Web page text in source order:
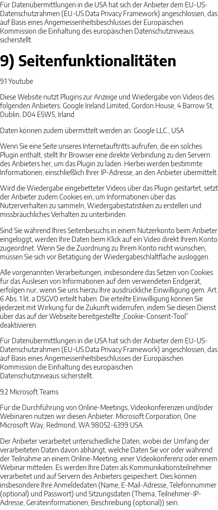
Für Datenübermittlungen in die USA hat sich der Anbieter dem EU-US-
Datenschutzrahmen (EU-US Data Privacy Framework) angeschlossen, das
auf Basis eines Angemessenheitsbeschlusses der Europäischen
Kommission die Einhaltung des europäischen Datenschutzniveaus
sicherstellt.
9) Seitenfunktionalitäten
9.1 Youtube
Diese Website nutzt Plugins zur Anzeige und Wiedergabe von Videos des
folgenden Anbieters: Google Ireland Limited, Gordon House, 4 Barrow St,
Dublin, D04 E5W5, Irland
Daten können zudem übermittelt werden an: Google LLC., USA
Wenn Sie eine Seite unseres Internetauftritts aufrufen, die ein solches
Plugin enthält, stellt Ihr Browser eine direkte Verbindung zu den Servern
des Anbieters her, um das Plugin zu laden. Hierbei werden bestimmte
Informationen, einschließlich Ihrer IP-Adresse, an den Anbieter übermittelt.
Wird die Wiedergabe eingebetteter Videos über das Plugin gestartet, setzt
der Anbieter zudem Cookies ein, um Informationen über das
Nutzerverhalten zu sammeln, Wiedergabestatistiken zu erstellen und
missbräuchliches Verhalten zu unterbinden.
Sind Sie während Ihres Seitenbesuchs in einem Nutzerkonto beim Anbieter
eingeloggt, werden Ihre Daten beim Klick auf ein Video direkt Ihrem Konto
zugeordnet. Wenn Sie die Zuordnung zu Ihrem Konto nicht wünschen,
müssen Sie sich vor Betätigung der Wiedergabeschlaltfläche ausloggen.
Alle vorgenannten Verarbeitungen, insbesondere das Setzen von Cookies
für das Auslesen von Informationen auf dem verwendeten Endgerät,
erfolgen nur, wenn Sie uns hierzu Ihre ausdrückliche Einwilligung gem. Art.
6 Abs. 1 lit. a DSGVO erteilt haben. Die erteilte Einwilligung können Sie
jederzeit mit Wirkung für die Zukunft widerrufen, indem Sie diesen Dienst
über das auf der Webseite bereitgestellte „Cookie-Consent-Tool“
deaktivieren.
Für Datenübermittlungen in die USA hat sich der Anbieter dem EU-US-
Datenschutzrahmen (EU-US Data Privacy Framework) angeschlossen, das
auf Basis eines Angemessenheitsbeschlusses der Europäischen
Kommission die Einhaltung des europäischen
Datenschutzniveaus sicherstellt.
9.2 Microsoft Teams
Für die Durchführung von Online-Meetings, Videokonferenzen und/oder
Webinaren nutzen wir diesen Anbieter: Microsoft Corporation, One
Microsoft Way, Redmond, WA 98052-6399 USA
Der Anbieter verarbeitet unterschiedliche Daten, wobei der Umfang der
verarbeiteten Daten davon abhängt, welche Daten Sie vor oder während
der Teilnahme an einem Online-Meeting, einer Videokonferenz oder einem
Webinar mitteilen. Es werden Ihre Daten als Kommunikationsteilnehmer
verarbeitet und auf Servern des Anbieters gespeichert. Dies können
insbesondere Ihre Anmeldedaten (Name, E-Mail-Adresse, Telefonnummer
(optional) und Passwort) und Sitzungsdaten (Thema, Teilnehmer-IP-
Adresse, Geräteinformationen, Beschreibung (optional)) sein.